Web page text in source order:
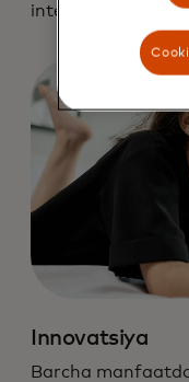
integratsiyani
Innovatsiya
Barcha